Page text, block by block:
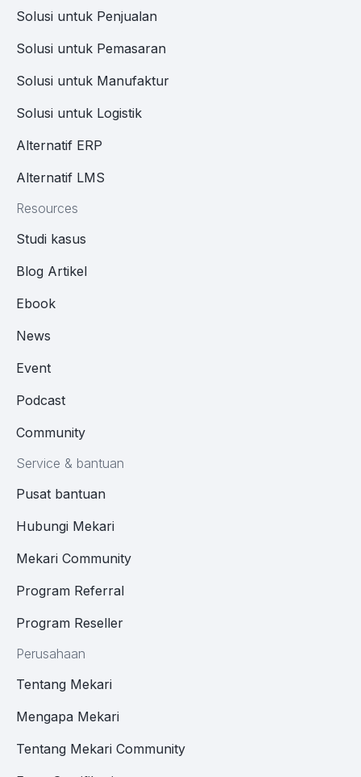
Solusi untuk Penjualan
Solusi untuk Pemasaran
Solusi untuk Manufaktur
Solusi untuk Logistik
Alternatif ERP
Alternatif LMS
Resources
Studi kasus
Blog Artikel
Ebook
News
Event
Podcast
Community
Service & bantuan
Pusat bantuan
Hubungi Mekari
Mekari Community
Program Referral
Program Reseller
Perusahaan
Tentang Mekari
Mengapa Mekari
Tentang Mekari Community